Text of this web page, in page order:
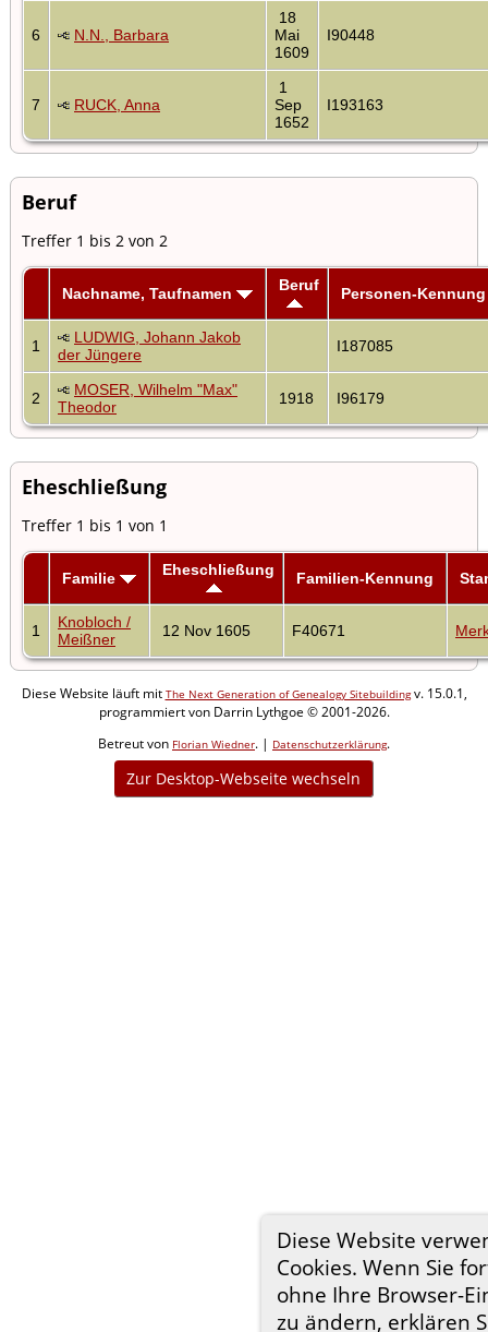
Diese Website
Cookies. Wenn Sie
ohne Ihre Browser-
zu ändern, erklären
6 N.N., Barbara
18
Mai
1609
I90448
7 RUCK, Anna
1
Sep
1652
I193163
Beruf
Treffer 1 bis 2 von 2
Nachname, Taufnamen Beruf Personen-Kennung
1
LUDWIG, Johann Jakob
der Jüngere
I187085
2
MOSER, Wilhelm "Max"
Theodor
1918 I96179
Eheschließung
Treffer 1 bis 1 von 1
Familie Eheschließung Familien-Kennung
1
Knobloch /
Meißner
12 Nov 1605 F40671
Diese Website läuft mit The Next Generation of Genealogy Sitebuildingv. 15.0.1,
programmiert von Darrin Lythgoe © 2001-2026.
Betreut von Florian Wiedner. | Datenschutzerklärung.
Zur Desktop-Webseite wechseln